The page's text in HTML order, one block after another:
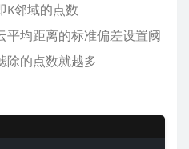
K邻域的点数
平均距离的标准偏差设置阈
除的点数就越多